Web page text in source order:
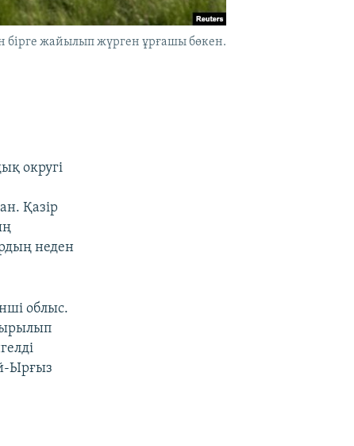
бірге жайылып жүрген ұрғашы бөкен.
округі
Қазір
неден
облыс.
Ырғыз